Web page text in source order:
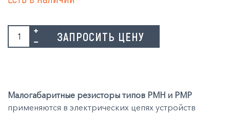
ЗАПРОСИТЬ ЦЕНУ
Малогабаритные резисторы типов РМН и РМР
применяются в электрических цепях устройств